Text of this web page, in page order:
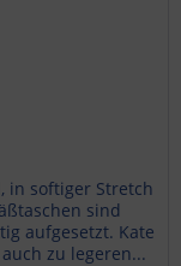
in softiger Stretch
sind
aufgesetzt. Kate
zu legeren...